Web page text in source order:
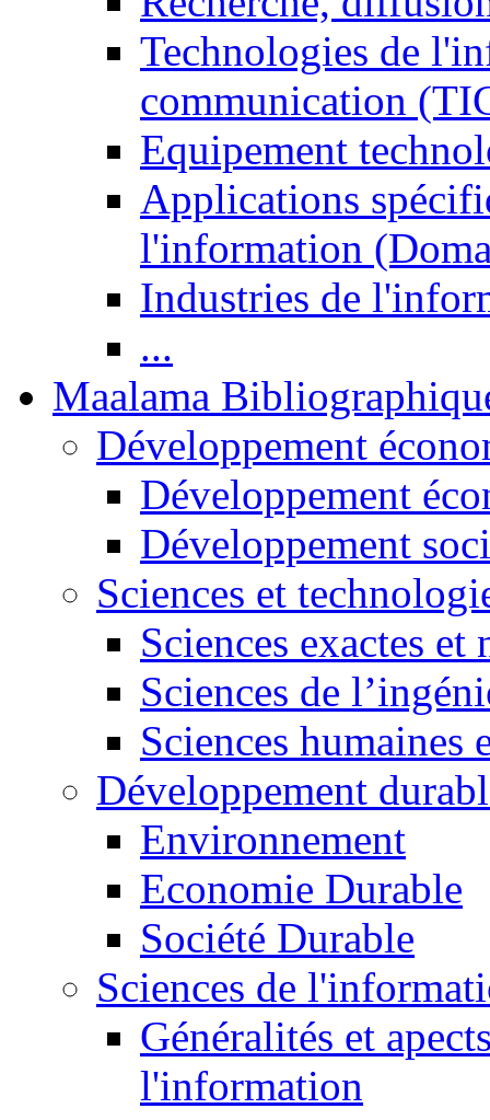
Technologies de
communication
Equipement
Applications
l'information
Industries de
...
Maalama
Développement
Développement
Développement
Sciences et
Sciences exactes et
Sciences de
Sciences humaines
Développement
Environnement
Economie Durable
Société Durable
Sciences de
Généralités et
l'information